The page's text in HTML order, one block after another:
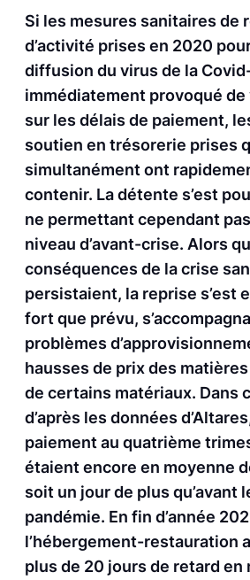
Si les mesures sanitaires de
d’activité prises en 2020
diffusion du virus de la
immédiatement provoqué
sur les délais de paiement,
soutien en trésorerie prises
simultanément ont
contenir. La détente s’est
ne permettant cependant
niveau d’avant-crise. Alors
conséquences de la crise
persistaient, la reprise s’est
fort que prévu,
problèmes
hausses de prix des
de certains matériaux. Dans
d’après les données
paiement au quatrième
étaient encore en moyenne
soit un jour de plus qu’avant
pandémie. En fin d’année
l’hébergement-restauration
plus de 20 jours de retard en